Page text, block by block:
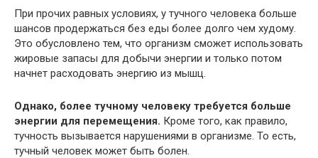
При прочих равных условиях, у тучного человека больше
шансов продержаться без еды более долго чем худому.
Это обусловлено тем, что организм сможет использовать
жировые запасы для добычи энергии и только потом
начнет расходовать энергию из мышц.
Однако, более тучному человеку требуется больше
энергии для перемещения. Кроме того, как правило,
тучность вызывается нарушениями в организме. То есть,
тучный человек может быть болен.